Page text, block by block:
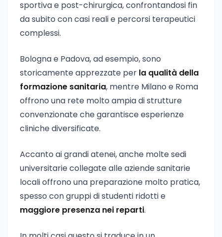
sportiva e post-chirurgica, confrontandosi fin
da subito con casi reali e percorsi terapeutici
complessi.
Bologna e Padova, ad esempio, sono
storicamente apprezzate per la qualità della
formazione sanitaria, mentre Milano e Roma
offrono una rete molto ampia di strutture
convenzionate che garantisce esperienze
cliniche diversificate.
Accanto ai grandi atenei, anche molte sedi
universitarie collegate alle aziende sanitarie
locali offrono una preparazione molto pratica,
spesso con gruppi di studenti ridotti e
maggiore presenza nei reparti.